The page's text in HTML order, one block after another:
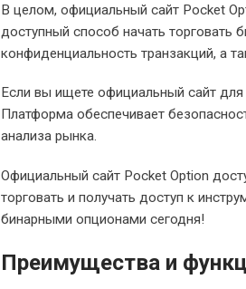
В целом, официальный сайт Pocket
доступный способ начать торговать
конфиденциальность транзакций, а
Если вы ищете официальный сайт
Платформа обеспечивает
анализа рынка.
Официальный сайт Pocket Option
торговать и получать доступ к
бинарными опционами сегодня!
Преимущества и